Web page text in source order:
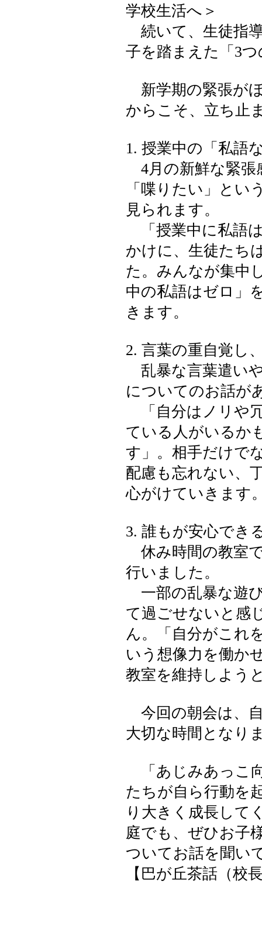
学校生活へ＞
続いて、生徒指
子を踏まえた「3
新学期の緊張が
からこそ、立ち止
1. 授業中の「私語
4月の新鮮な緊張
「喋りたい」とい
見られます。
「授業中に私語
かけに、生徒たち
た。みんなが集中
中の私語はゼロ」
きます。
2. 言葉の重自覚し
乱暴な言葉遣い
についてのお話が
「自分はノリや
ている人がいるか
す」。相手だけで
配慮も忘れない、
心がけていきます
3. 誰もが安心でき
休み時間の教室
行いました。
一部の乱暴な遊
て過ごせないと感
ん。「自分がこれ
いう想像力を働か
教室を維持しよう
今回の朝会は、
大切な時間となり
「あじみあっこ
たちが自ら行動を
り大きく成長して
庭でも、ぜひお子
ついてお話を聞い
【巴が丘茶話（校